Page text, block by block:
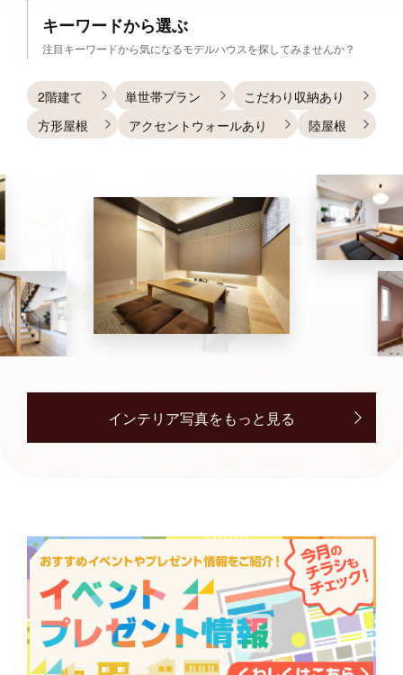
キーワードから選ぶ
注目キーワードから気になるモデルハウスを探してみませんか？
2階建て 単世帯プラン
こだわり収納あり
方形屋根
アクセントウォールあり 陸屋根
インテリア写真をもっと見る